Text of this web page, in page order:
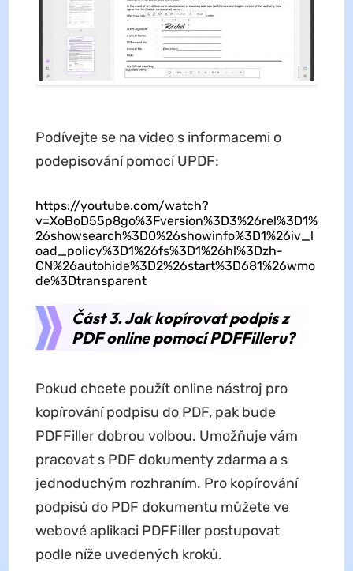
Podívejte se na video s informacemi o
podepisování pomocí UPDF:
https://youtube.com/watch?
v=XoBoD55p8go%3Fversion%3D3%26rel%3D1%
26showsearch%3D0%26showinfo%3D1%26iv_l
oad_policy%3D1%26fs%3D1%26hl%3Dzh-
CN%26autohide%3D2%26start%3D681%26wmo
de%3Dtransparent
Část 3. Jak kopírovat podpis z
PDF online pomocí PDFFilleru?
Pokud chcete použít online nástroj pro
kopírování podpisu do PDF, pak bude
PDFFiller dobrou volbou. Umožňuje vám
pracovat s PDF dokumenty zdarma a s
jednoduchým rozhraním. Pro kopírování
podpisů do PDF dokumentu můžete ve
webové aplikaci PDFFiller postupovat
podle níže uvedených kroků.